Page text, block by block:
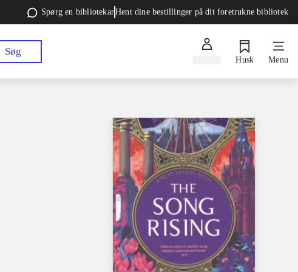
Spørg en bibliotekarHent dine bestillinger på dit foretrukne bibliotek
Søg
Husk Menu